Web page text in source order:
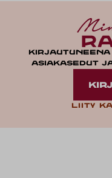
Kirjautuneena
asiakasedut
Liity